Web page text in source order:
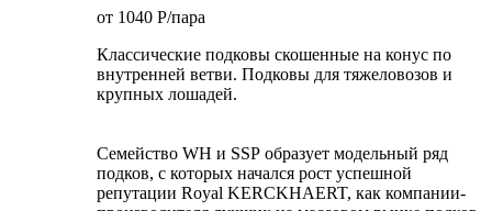
от 1040 P/пара
Классические подковы скошенные на конус по
внутренней ветви. Подковы для тяжеловозов и
крупных лошадей.
Семейство WH и SSP образует модельный ряд
подков, с которых начался рост успешной
репутации Royal KERCKHAERT, как компании-